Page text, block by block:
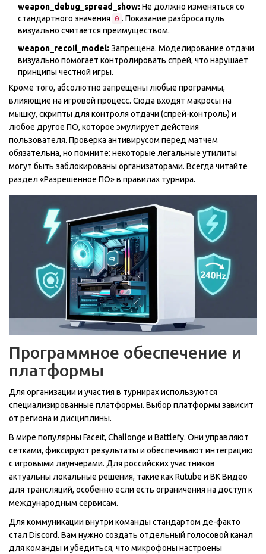
weapon_debug_spread_show: Не должно изменяться со
стандартного значения 0 . Показание разброса пуль
визуально считается преимуществом.
weapon_recoil_model: Запрещена. Моделирование отдачи
визуально помогает контролировать спрей, что нарушает
принципы честной игры.
Кроме того, абсолютно запрещены любые программы,
влияющие на игровой процесс. Сюда входят макросы на
мышку, скрипты для контроля отдачи (спрей-контроль) и
любое другое ПО, которое эмулирует действия
пользователя. Проверка антивирусом перед матчем
обязательна, но помните: некоторые легальные утилиты
могут быть заблокированы организаторами. Всегда читайте
раздел «Разрешенное ПО» в правилах турнира.
Программное обеспечение и
платформы
Для организации и участия в турнирах используются
специализированные платформы. Выбор платформы зависит
от региона и дисциплины.
В мире популярны Faceit, Challonge и Battlefy. Они управляют
сетками, фиксируют результаты и обеспечивают интеграцию
с игровыми лаунчерами. Для российских участников
актуальны локальные решения, такие как Rutube и ВК Видео
для трансляций, особенно если есть ограничения на доступ к
международным сервисам.
Для коммуникации внутри команды стандартом де-факто
стал Discord. Вам нужно создать отдельный голосовой канал
для команды и убедиться, что микрофоны настроены